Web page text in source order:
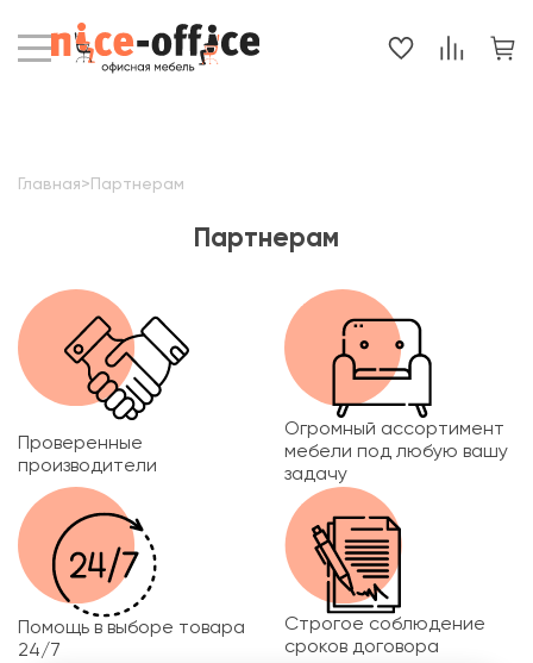
Главная> Партнерам
Партнерам
Проверенные
производители
Огромный ассортимент
мебели под любую вашу
задачу
Помощь в выборе товара
24/7
Строгое соблюдение
сроков договора